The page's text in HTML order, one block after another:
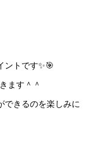
ントです✨🎯
ます＾＾
できるのを楽しみに